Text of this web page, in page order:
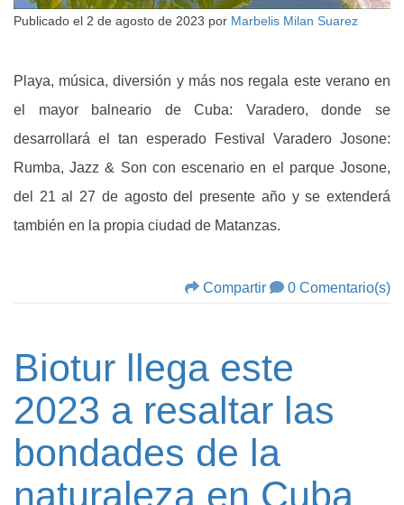
Publicado el 2 de agosto de 2023 por Marbelis Milan Suarez
Playa, música, diversión y más nos regala este verano en
el mayor balneario de Cuba: Varadero, donde se
desarrollará el tan esperado Festival Varadero Josone:
Rumba, Jazz & Son con escenario en el parque Josone,
del 21 al 27 de agosto del presente año y se extenderá
también en la propia ciudad de Matanzas.
Compartir 0 Comentario(s)
Biotur llega este
2023 a resaltar las
bondades de la
naturaleza en Cuba